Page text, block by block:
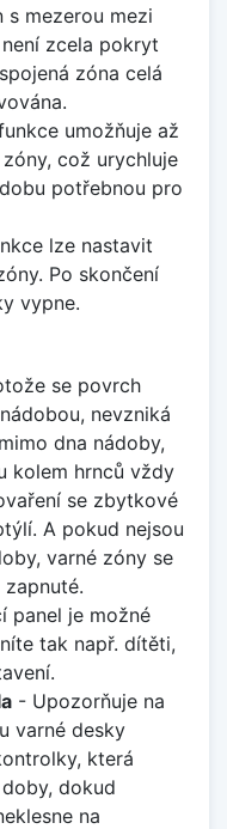
s mezerou mezi
zcela pokryt
zóna celá
umožňuje až
což urychluje
potřebnou pro
lze nastavit
Po skončení
vypne.
se povrch
nevzniká
dna nádoby,
kolem hrnců vždy
se zbytkové
A pokud nejsou
varné zóny se
panel je možné
tak např. dítěti,
- Upozorňuje na
varné desky
která
dokud
na